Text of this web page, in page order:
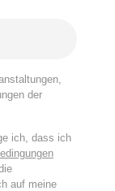
der
ich, dass ich
auf meine